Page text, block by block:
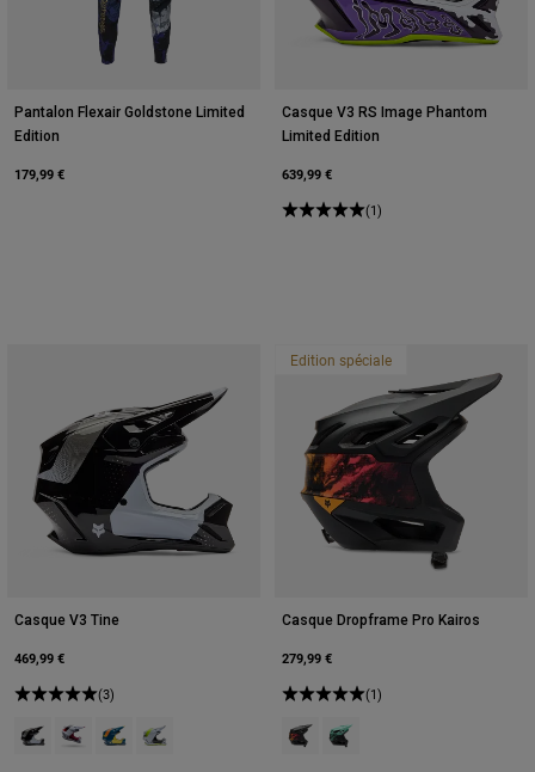
Pantalon Flexair Goldstone Limited
Edition
179,99 €
Casque V3 RS Image Phantom
Limited Edition
639,99 €
(1)
Casque V3 Tine
469,99 €
(3)
Product swatch type of Noir.
Product swatch type of Rouge canneberge.
Product swatch type of Bleu cré crépusculaire.
Product swatch type of Blanc.
Edition spéciale
Casque Dropframe Pro Kairos
279,99 €
(1)
Product swatch type of Noir.
Product swatch type of